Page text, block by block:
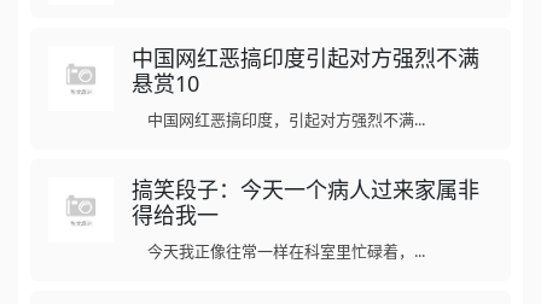
中国网红恶搞印度引起对方强烈不满
悬赏10
中国网红恶搞印度，引起对方强烈不满...
搞笑段子：今天一个病人过来家属非
得给我一
今天我正像往常一样在科室里忙碌着，...